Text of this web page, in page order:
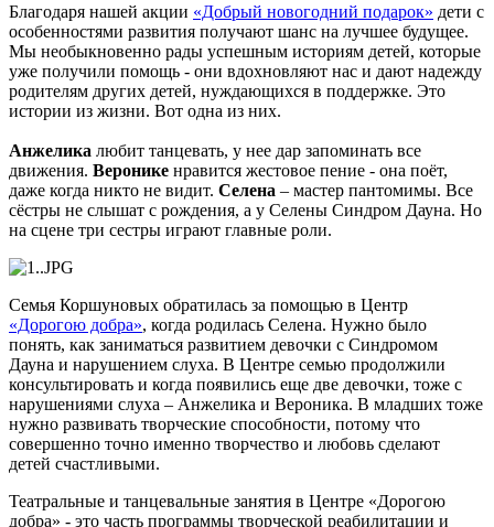
Благодаря нашей акции «Добрый новогодний подарок» дети с
особенностями развития получают шанс на лучшее будущее.
Мы необыкновенно рады успешным историям детей, которые
уже получили помощь - они вдохновляют нас и дают надежду
родителям других детей, нуждающихся в поддержке. Это
истории из жизни. Вот одна из них.
Анжелика любит танцевать, у нее дар запоминать все
движения. Веронике нравится жестовое пение - она поёт,
даже когда никто не видит. Селена – мастер пантомимы. Все
сёстры не слышат с рождения, а у Селены Синдром Дауна. Но
на сцене три сестры играют главные роли.
Семья Коршуновых обратилась за помощью в Центр
«Дорогою добра», когда родилась Селена. Нужно было
понять, как заниматься развитием девочки с Синдромом
Дауна и нарушением слуха. В Центре семью продолжили
консультировать и когда появились еще две девочки, тоже с
нарушениями слуха – Анжелика и Вероника. В младших тоже
нужно развивать творческие способности, потому что
совершенно точно именно творчество и любовь сделают
детей счастливыми.
Театральные и танцевальные занятия в Центре «Дорогою
добра» - это часть программы творческой реабилитации и